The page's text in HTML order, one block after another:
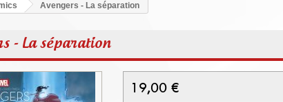
Avengers - La séparation
- La séparation
19,00 €